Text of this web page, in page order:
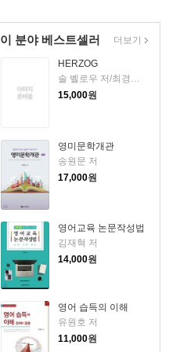
이 분야 베스트셀러
HERZOG
솔 벨로우 저/최경림 역
15,000원
영미문학개관
송원문 저
17,000원
영어교육 논문작성법
김재혁 저
14,000원
영어 습득의 이해
유원호 저
11,000원
더보기